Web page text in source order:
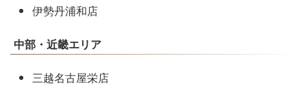
伊勢丹浦和店
中部・近畿エリア
三越名古屋栄店